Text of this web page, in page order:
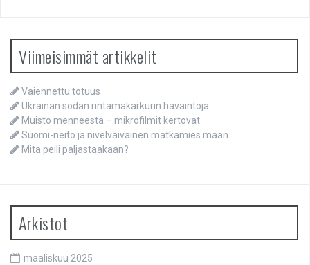
Viimeisimmät artikkelit
Vaiennettu totuus
Ukrainan sodan rintamakarkurin havaintoja
Muisto menneestä – mikrofilmit kertovat
Suomi-neito ja nivelvaivainen matkamies maan
Mitä peili paljastaakaan?
Arkistot
maaliskuu 2025